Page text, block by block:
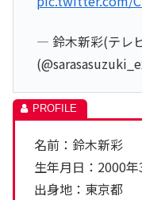
— 鈴木新彩(テレ
名前：鈴木新彩
生年月日：2000年
出身地：東京都